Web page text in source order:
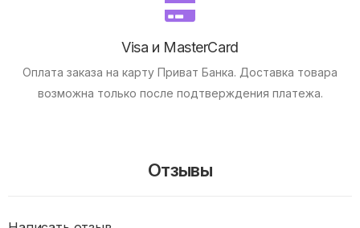
Visa и MasterCard
Оплата заказа на карту Приват Банка. Доставка товара
возможна только после подтверждения платежа.
Отзывы